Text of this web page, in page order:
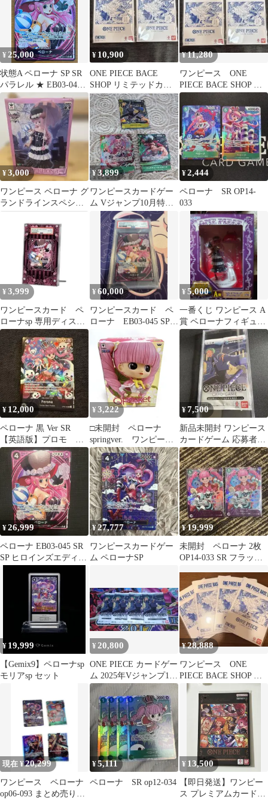
¥ 25,000
状態A ペローナ SP SR
パラレル ★ EB03-045
ワンピースカード ワン
ピース ONEPIECE
¥ 10,900
ONE PIECE BACE
SHOP リミテッドカー
ド
¥11,280
ワンピース ONE
PIECE BACE SHOP リ
ミテッドカード
¥3,000
ワンピース ペローナ グ
ランドラインスペシャ
ルVo.2 未開封
¥3,899
ワンピースカードゲー
ム Vジャンプ10月特大
号SPパック 3枚セット
開封済未使用
¥2,444
ペローナ SR OP14-
033
¥ 3,999
ワンピースカード ペ
ローナsp 専用ディスプ
レイフレーム
¥60,000
ワンピースカード ペ
ローナ EB03-045 SP
¥5,000
一番くじ ワンピース A
賞 ペローナフィギュア
スペシャルver.
¥ 12,000
ペローナ 黒 Ver SR
【英語版】プロモ ト
レジャーカップ ワンピ
ース
¥ 3,222
□未開封 ペローナ
springver. ワンピー
ス Qposket 保管品
¥7,500
新品未開封 ワンピース
カードゲーム 応募者全
員サービス ゾロ ミホー
ク ペローナ
¥26,999
ペローナ EB03-045 SR
SP ヒロインズエディシ
¥27,777
ワンピースカードゲー
ム ペローナSP
¥19,999
未開封 ペローナ 2枚
OP14-033 SR フラッグ
¥ 19,999
【Gemix9】ペローナsp
モリアsp セット
¥ 20,800
ONE PIECE カードゲー
ム 2025年Vジャンプ10
月特大号 4パック
¥28,888
ワンピース ONE
PIECE BACE SHOP リ
ミテッドカード４個セ
現在 ¥20,299
ワンピース ペローナ
op06-093 まとめ売り
¥5,111
ペローナ SR op12-034
¥ 13,500
【即日発送】ワンピー
ス プレミアムカードコ